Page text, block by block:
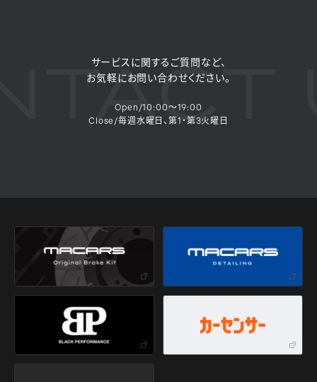
サービスに関するご質問など、
お気軽にお問い合わせください。
Open/10:00～19:00
Close/毎週水曜日、第1・第3火曜日